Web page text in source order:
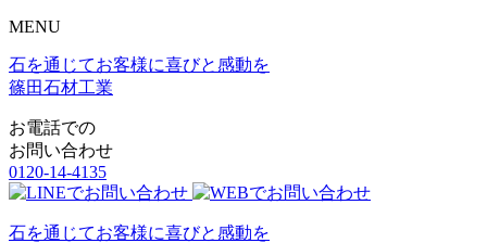
MENU
石を通じてお客様に喜びと感動を
篠田石材工業
お電話での
お問い合わせ
0120-14-4135
石を通じてお客様に喜びと感動を